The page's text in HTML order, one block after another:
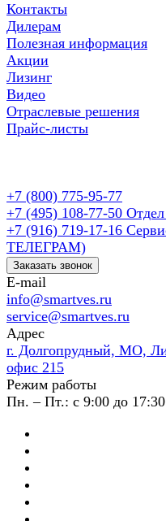
Контакты
Дилерам
Полезная информация
Акции
Лизинг
Видео
Отраслевые решения
Прайс-листы
+7 (800) 775-95-77
+7 (495) 108-77-50
+7 (916) 719-17-16
ТЕЛЕГРАМ)
Заказать звонок
E-mail
info@smartves.ru
service@smartves.ru
Адрес
г. Долгопрудный, МО,
офис 215
Режим работы
Пн. – Пт.: с 9:00 до 17:30